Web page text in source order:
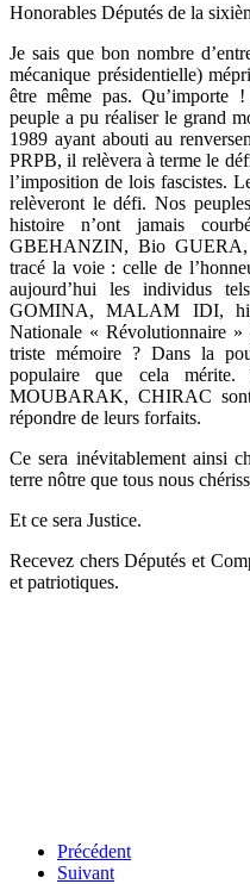
Honorables Députés de la
Je sais que bon nombre
mécanique présidentielle)
être même pas. Qu’importe
peuple a pu réaliser le grand
1989 ayant abouti au
PRPB, il relèvera à terme le
l’imposition de lois fascistes.
relèveront le défi. Nos
histoire n’ont jamais
GBEHANZIN, Bio
tracé la voie : celle de
aujourd’hui les individus
GOMINA, MALAM IDI,
Nationale « Révolutionnaire
triste mémoire ? Dans la
populaire que cela
MOUBARAK, CHIRAC
répondre de leurs forfaits.
Ce sera inévitablement ainsi
terre nôtre que tous nous
Et ce sera Justice.
Recevez chers Députés et
et patriotiques.
Précédent
Suivant